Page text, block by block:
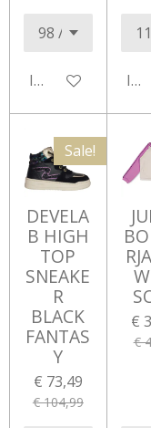
In winkelwagen
In
Sale!
DEVELA
B HIGH
TOP
SNEAKE
R
BLACK
FANTAS
Y
€ 73,49
€ 104,99
€
€